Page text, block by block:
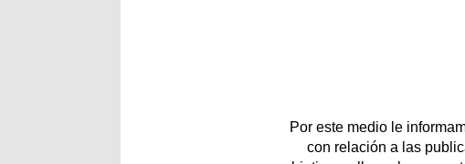
Por este medio le
con relación a las